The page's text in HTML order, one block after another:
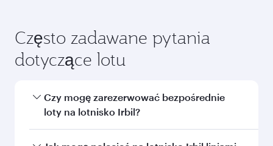
Szukaj lotów
Może Ci się spodobać także...